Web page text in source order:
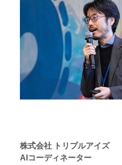
株式会社 トリプルアイズ
AIコーディネーター